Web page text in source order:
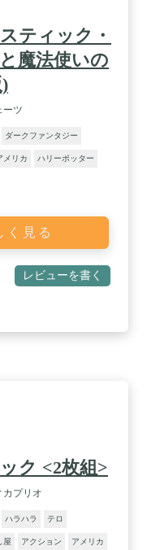
ティック・
魔法使いの
ーツ
ダークファンタジー
メリカ ハリーポッター
く見る
レビューを書く
ク <2枚組>
カプリオ
ハラハラ テロ
屋 アクション アメリカ